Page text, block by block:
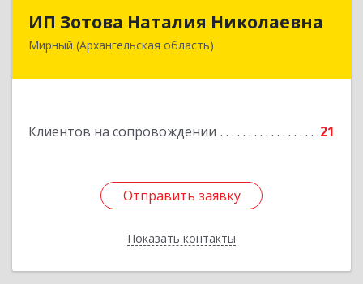
ИП Зотова Наталия Николаевна
Мирный (Архангельская область)
Клиентов на сопровождении 21
Отправить заявку
Показать контакты
164170, г.Мирный, Архангельской обл.,
Отправить заявку
Назад